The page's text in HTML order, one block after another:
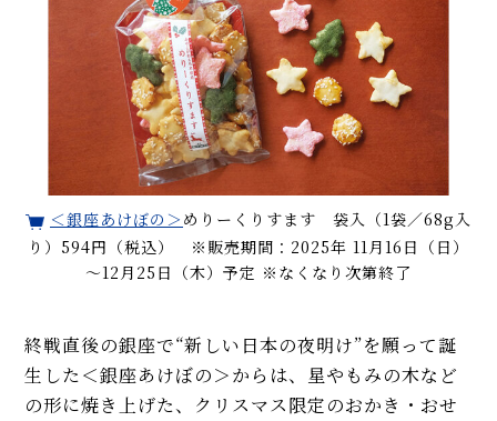
＜銀座あけぼの＞ めりーくりすます 袋入（1袋／68g入
り）594円（税込） ※販売期間：2025年 11月16日（日）
～12月25日（木）予定 ※なくなり次第終了
終戦直後の銀座で“新しい日本の夜明け”を願って誕
生した＜銀座あけぼの＞からは、星やもみの木など
の形に焼き上げた、クリスマス限定のおかき・おせ